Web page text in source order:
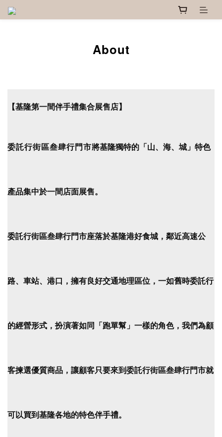
About
【基隆第一間伴手禮集合展售店】
委託行街區叁肆行門市將基隆獨特的「山、海、城」特色
產品集中於一間店面展售。
委託行街區叁肆行門市座落於基隆港好食城，鄰近高速公
路、車站、港口，擁有良好交通地理區位，一如舊時委託行
的經營形式，扮演著如同「跑單幫」一樣的角色，我們為顧
客揀選優質商品，讓顧客只要來到委託行街區叁肆行門市就
可以買到基隆各地的特色伴手禮。